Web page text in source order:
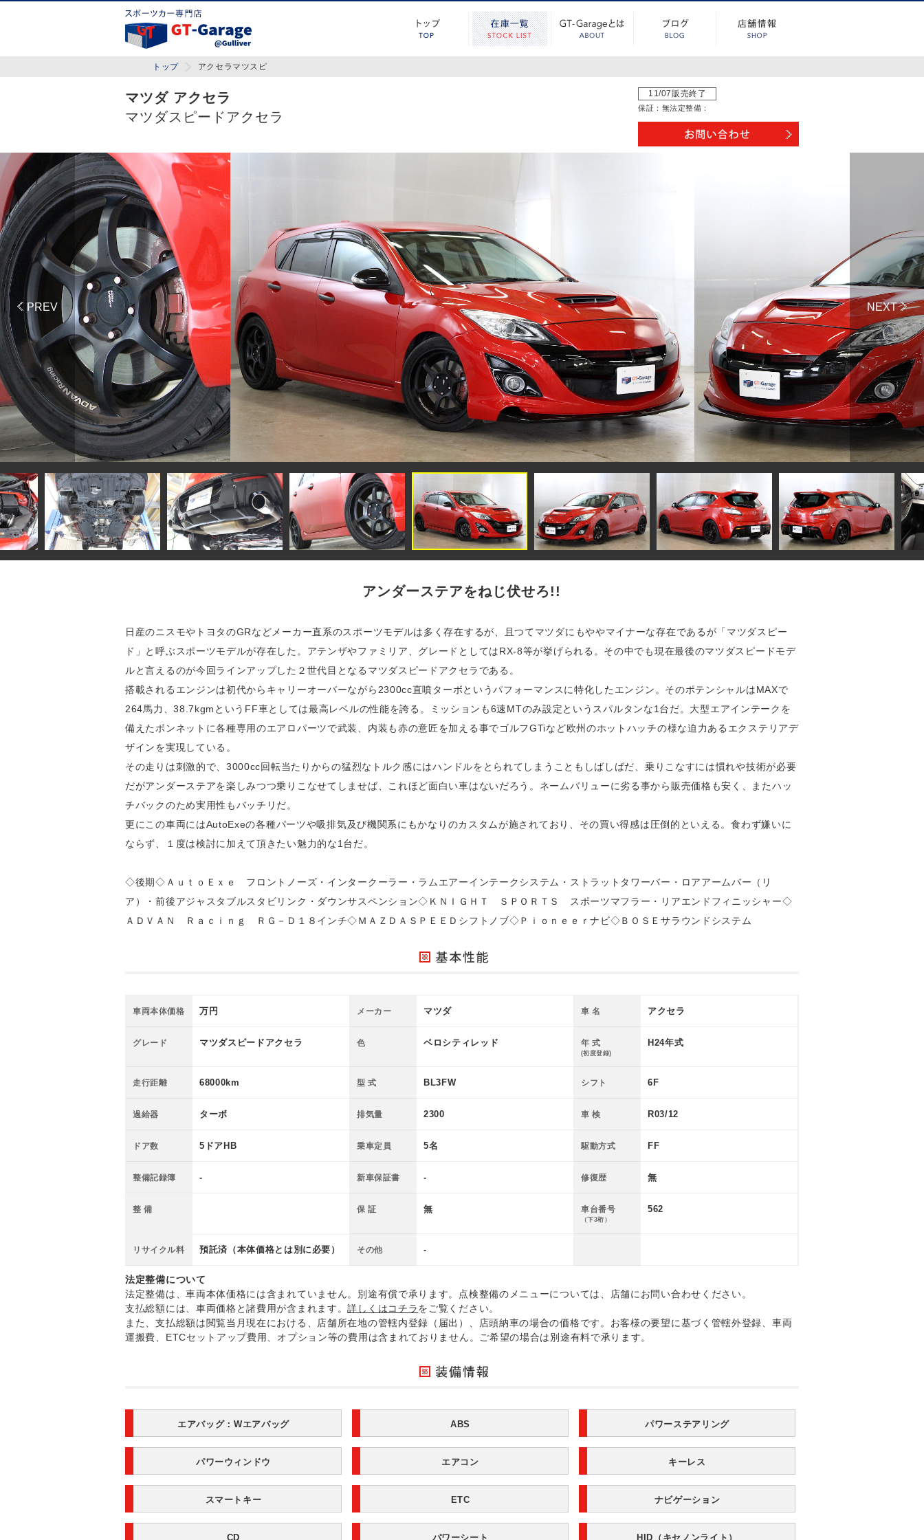
トップ アクセラマツスピ
マツダ アクセラ
マツダスピードアクセラ
11/07販売終了
保証： 無法定整備：
アンダーステアをねじ伏せろ!!
日産のニスモやトヨタのGRなどメーカー直系のスポーツモデルは多く存在するが、且つてマツダにもややマイナーな存在であるが「マツダスピー
ド」と呼ぶスポーツモデルが存在した。アテンザやファミリア、グレードとしてはRX-8等が挙げられる。その中でも現在最後のマツダスピードモデ
ルと言えるのが今回ラインアップした２世代目となるマツダスピードアクセラである。
搭載されるエンジンは初代からキャリーオーバーながら2300cc直噴ターボというパフォーマンスに特化したエンジン。そのポテンシャルはMAXで
264馬力、38.7kgmというFF車としては最高レベルの性能を誇る。ミッションも6速MTのみ設定というスパルタンな1台だ。大型エアインテークを
備えたボンネットに各種専用のエアロパーツで武装、内装も赤の意匠を加える事でゴルフGTiなど欧州のホットハッチの様な迫力あるエクステリアデ
ザインを実現している。
その走りは刺激的で、3000cc回転当たりからの猛烈なトルク感にはハンドルをとられてしまうこともしばしばだ、乗りこなすには慣れや技術が必要
だがアンダーステアを楽しみつつ乗りこなせてしませば、これほど面白い車はないだろう。ネームバリューに劣る事から販売価格も安く、またハッ
チバックのため実用性もバッチリだ。
更にこの車両にはAutoExeの各種パーツや吸排気及び機関系にもかなりのカスタムが施されており、その買い得感は圧倒的といえる。食わず嫌いに
ならず、１度は検討に加えて頂きたい魅力的な1台だ。
◇後期◇ＡｕｔｏＥｘｅ フロントノーズ・インタークーラー・ラムエアーインテークシステム・ストラットタワーバー・ロアアームバー（リ
ア）・前後アジャスタブルスタビリンク・ダウンサスペンション◇ＫＮＩＧＨＴ ＳＰＯＲＴＳ スポーツマフラー・リアエンドフィニッシャー◇
ＡＤＶＡＮ Ｒａｃｉｎｇ ＲＧ－Ｄ１８インチ◇ＭＡＺＤＡＳＰＥＥＤシフトノブ◇Ｐｉｏｎｅｅｒナビ◇ＢＯＳＥサラウンドシステム
車両本体価格 万円 メーカー マツダ 車 名 アクセラ
グレード マツダスピードアクセラ 色 ベロシティレッド 年 式
(初度登録)
H24年式
走行距離 68000km 型 式 BL3FW シフト 6F
過給器 ターボ 排気量 2300 車 検 R03/12
ドア数 5ドアHB 乗車定員 5名 駆動方式 FF
整備記録簿 - 新車保証書 - 修復歴 無
整 備 保 証 無 車台番号
（下3桁）
562
リサイクル料 預託済（本体価格とは別に必要） その他 -
法定整備について
法定整備は、車両本体価格には含まれていません。別途有償で承ります。点検整備のメニューについては、店舗にお問い合わせください。
支払総額には、車両価格と諸費用が含まれます。詳しくはコチラをご覧ください。
また、支払総額は閲覧当月現在における、店舗所在地の管轄内登録（届出）、店頭納車の場合の価格です。お客様の要望に基づく管轄外登録、車両
運搬費、ETCセットアップ費用、オプション等の費用は含まれておりません。ご希望の場合は別途有料で承ります。
エアバッグ： Wエアバッグ ABS パワーステアリング
パワーウィンドウ エアコン キーレス
スマートキー ETC ナビゲーション
CD パワーシート HID（キセノンライト）